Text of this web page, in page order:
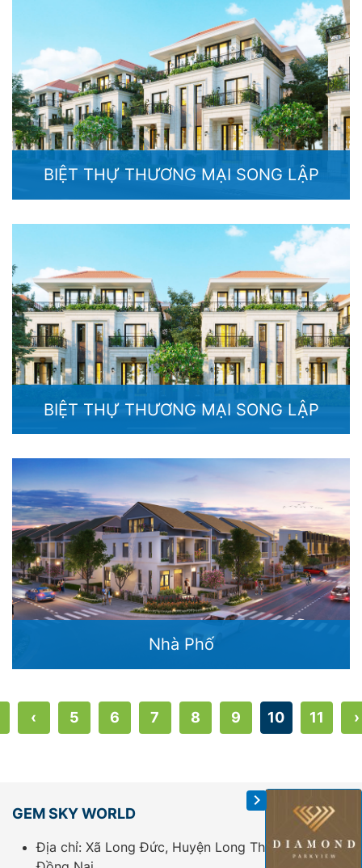
BIỆT THỰ THƯƠNG MẠI SONG LẬP
BIỆT THỰ THƯƠNG MẠI SONG LẬP
Nhà Phố
‹ 5 6 7 8 9 10 11 ›
GEM SKY WORLD
Địa chỉ: Xã Long Đức, Huyện Long Thành, Tỉnh